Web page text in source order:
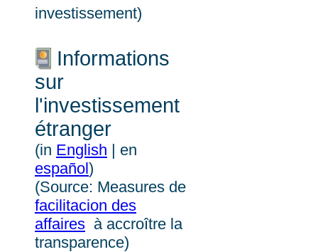
investissement)
Informations
sur
l'investissement
étranger
(in English | en
español)
(Source: Measures de
facilitacion des
affaires à accroître la
transparence)